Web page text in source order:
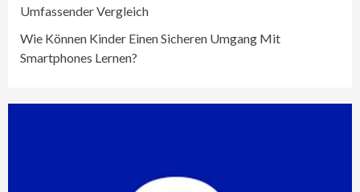
Umfassender Vergleich
Wie Können Kinder Einen Sicheren Umgang Mit
Smartphones Lernen?